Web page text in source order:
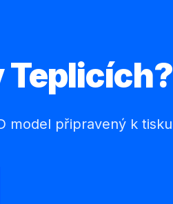
Teplicích?
model připravený k tisku